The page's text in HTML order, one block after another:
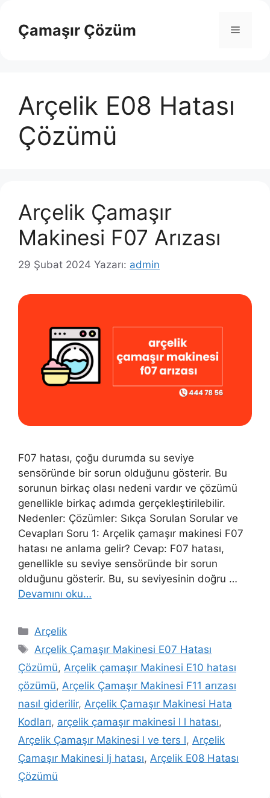
Çamaşır Çözüm Menü
Arçelik E08 Hatası
Çözümü
Arçelik Çamaşır
Makinesi F07 Arızası
29 Şubat 2024 Yazarı: admin
F07 hatası, çoğu durumda su seviye
sensöründe bir sorun olduğunu gösterir. Bu
sorunun birkaç olası nedeni vardır ve çözümü
genellikle birkaç adımda gerçekleştirilebilir.
Nedenler: Çözümler: Sıkça Sorulan Sorular ve
Cevapları Soru 1: Arçelik çamaşır makinesi F07
hatası ne anlama gelir? Cevap: F07 hatası,
genellikle su seviye sensöründe bir sorun
olduğunu gösterir. Bu, su seviyesinin doğru …
Devamını oku…
Kategoriler
Arçelik
Etiketler
Arçelik Çamaşır Makinesi E07 Hatası
Çözümü, Arçelik çamaşır Makinesi E10 hatası
çözümü, Arçelik Çamaşır Makinesi F11 arızası
nasıl giderilir, Arçelik Çamaşır Makinesi Hata
Kodları, arçelik çamaşır makinesi l l hatası,
Arçelik Çamaşır Makinesi l ve ters l, Arçelik
Çamaşır Makinesi lj hatası, Arçelik E08 Hatası
Çözümü